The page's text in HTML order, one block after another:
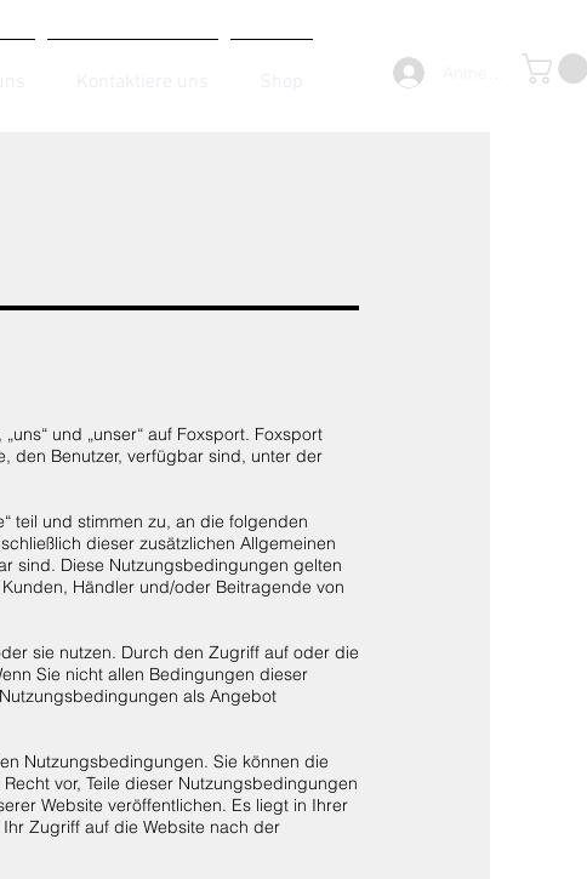
Kontaktiere uns
und „unser“ auf Foxsport. Foxsport
den Benutzer, verfügbar sind, unter der
teil und stimmen zu, an die folgenden
dieser zusätzlichen Allgemeinen
sind. Diese Nutzungsbedingungen gelten
Händler und/oder Beitragende von
sie nutzen. Durch den Zugriff auf oder die
Sie nicht allen Bedingungen dieser
als Angebot
Nutzungsbedingungen. Sie können die
vor, Teile dieser Nutzungsbedingungen
Website veröffentlichen. Es liegt in Ihrer
Zugriff auf die Website nach der